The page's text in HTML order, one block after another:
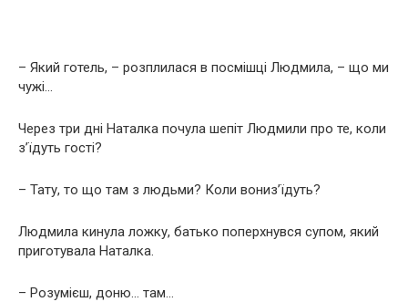
– Який готель, – розплилася в посмішці Людмила, – що ми
чужі…
Через три дні Наталка почула шепіт Людмили про те, коли
з’їдуть гості?
– Тату, то що там з людьми? Коли вониз’їдуть?
Людмила кинула ложку, батько поперхнувся супом, який
приготувала Наталка.
– Розумієш, доню… там…